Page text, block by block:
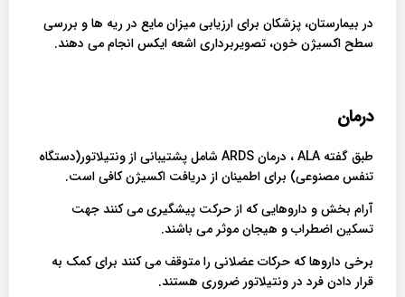
در بیمارستان، پزشکان برای ارزیابی میزان مایع در ریه ها و بررسی
سطح اکسیژن خون، تصویربرداری اشعه ایکس انجام می دهند.
درمان
طبق گفته ALA ، درمان ARDS شامل پشتیبانی از ونتیلاتور(دستگاه
تنفس مصنوعی) برای اطمینان از دریافت اکسیژن کافی است.
آرام بخش و داروهایی که از حرکت پیشگیری می کنند جهت
تسکین اضطراب و هیجان موثر می باشند.
برخی داروها که حرکات عضلانی را متوقف می کنند برای کمک به
قرار دادن فرد در ونتیلاتور ضروری هستند.